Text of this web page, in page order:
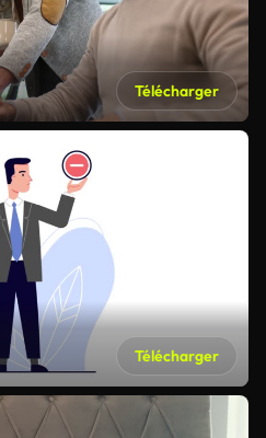
Télécharger
Télécharger